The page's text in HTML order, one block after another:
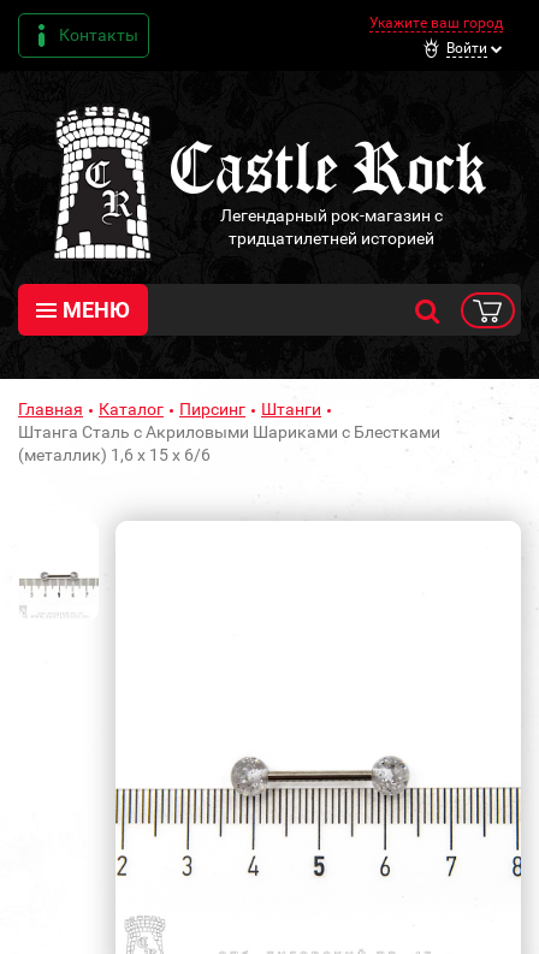
Контакты
Укажите ваш город
Войти
Легендарный рок-магазин с
тридцатилетней историей
МЕНЮ
Главная Каталог Пирсинг
Штанги
Штанга Сталь с Акриловыми Шариками с Блестками
(металлик) 1,6 х 15 х 6/6